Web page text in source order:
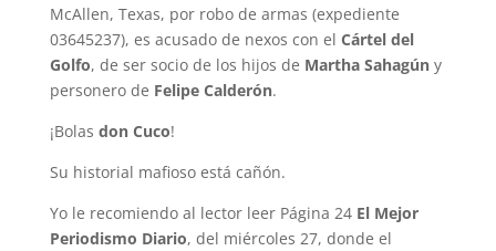
McAllen, Texas, por robo de armas (expediente
03645237), es acusado de nexos con el Cártel del
Golfo, de ser socio de los hijos de Martha Sahagún y
personero de Felipe Calderón.
¡Bolas don Cuco!
Su historial mafioso está cañón.
Yo le recomiendo al lector leer Página 24 El Mejor
Periodismo Diario, del miércoles 27, donde el